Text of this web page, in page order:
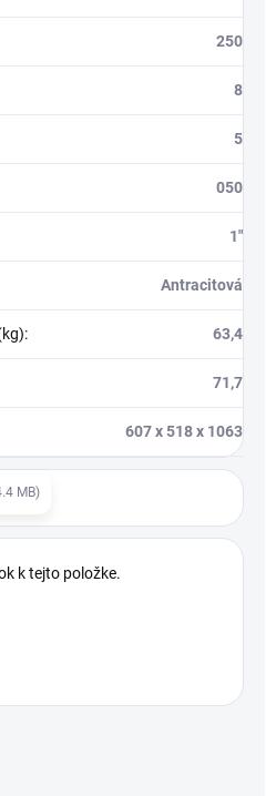
250
8
5
050
1″
Antracitová
: 63,4
71,7
607 x 518 x 1063
MB)
k tejto položke.